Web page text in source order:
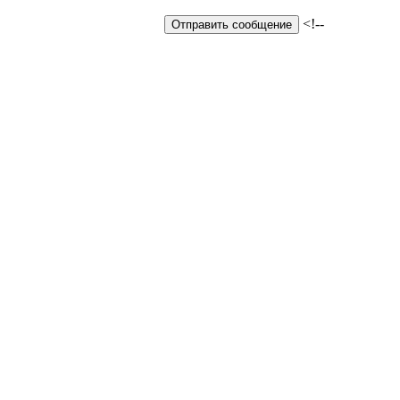
Отправить сообщение <!--